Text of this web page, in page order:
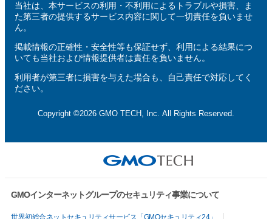
当社は、本サービスの利用・不利用によるトラブルや損害、ま
た第三者の提供するサービス内容に関して一切責任を負いませ
ん。
掲載情報の正確性・安全性等も保証せず、利用による結果につ
いても当社および情報提供者は責任を負いません。
利用者が第三者に損害を与えた場合も、自己責任で対応してく
ださい。
Copyright ©2026 GMO TECH, Inc. All Rights Reserved.
GMOインターネットグループのセキュリティ事業について
世界初総合ネットセキュリティサービス「GMOセキュリティ24」